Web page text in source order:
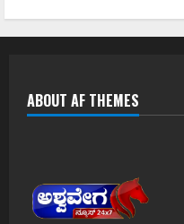
ABOUT AF THEMES